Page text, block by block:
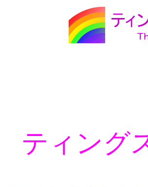
ティング